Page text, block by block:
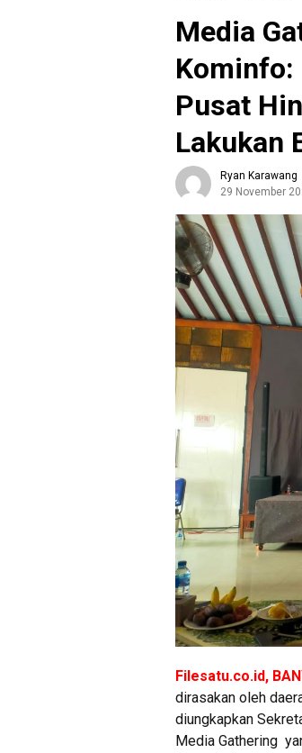
Media
Kominfo:
Pusat
Lakukan
Ryan Karawang
29 November
Filesatu.co.id,
dirasakan oleh
diungkapkan
Media Gathering